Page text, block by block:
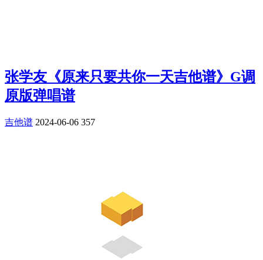
张学友《原来只要共你一天吉他谱》G调
原版弹唱谱
吉他谱 2024-06-06 357